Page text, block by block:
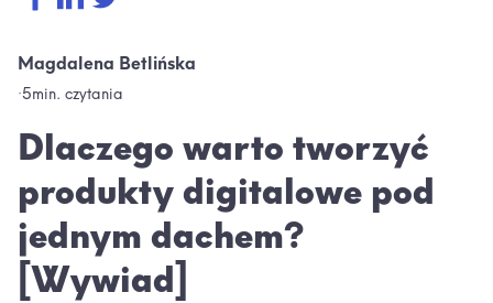
Magdalena Betlińska
·5min. czytania
Dlaczego warto tworzyć
produkty digitalowe pod
jednym dachem?
[Wywiad]